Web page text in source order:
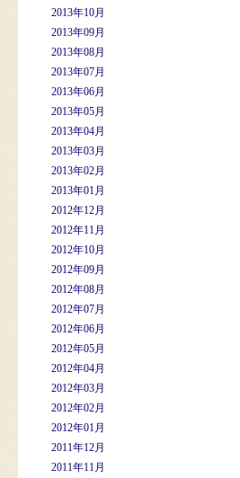
2013年10月
2013年09月
2013年08月
2013年07月
2013年06月
2013年05月
2013年04月
2013年03月
2013年02月
2013年01月
2012年12月
2012年11月
2012年10月
2012年09月
2012年08月
2012年07月
2012年06月
2012年05月
2012年04月
2012年03月
2012年02月
2012年01月
2011年12月
2011年11月